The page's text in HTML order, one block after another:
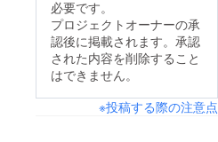
いか…というギリギリ
ラインを狙って近県の
個人・団体様にお声が
けしておりました。そ
の狙い通り、参加チ
ケットは残り10枚なの
昨日、「参加チケッ
ト」がクラウドファン
ディング開催から僅か
切れてしまいまし
必要です。
プロジェクトオーナーの承
認後に掲載されます。承認
された内容を削除すること
はできません。
※投稿する際の注意点